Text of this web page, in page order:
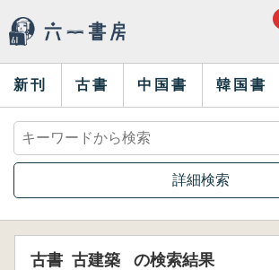
新刊 古書 中国書 韓国書
詳細検索
古書 古建築 の検索結果